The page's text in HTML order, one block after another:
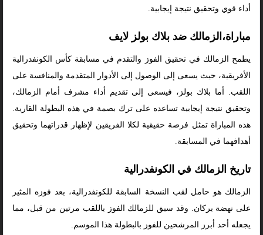
أداء قوي وتحقيق نتيجة إيجابية.
مباراة،الزمالك ضد بلاك بولز لايف
يطمح الزمالك في تحقيق الفوز والتقدم في مسابقة كأس الكونفدرالية
الأفريقية، حيث يسعى إلى الوصول إلى الأدوار المتقدمة والمنافسة على
اللقب. أما بلاك بولز، فيسعى إلى تقديم أداء مشرف أمام الزمالك،
وتحقيق نتيجة إيجابية تساعده على ترك بصمة في هذه البطولة القارية.
هذه المباراة تمثل فرصة حقيقية لكلا الفريقين لإظهار قدراتهما وتحقيق
أهدافهما في المسابقة.
تاريخ الزمالك في الكونفدرالية
الزمالك هو حامل لقب النسخة السابقة للكونفدرالية، بعد فوزه المثير
على نهضة بركان. وقد سبق للزمالك الفوز باللقب مرتين من قبل، مما
يجعله أحد أبرز المرشحين للفوز بالبطولة هذا الموسم.